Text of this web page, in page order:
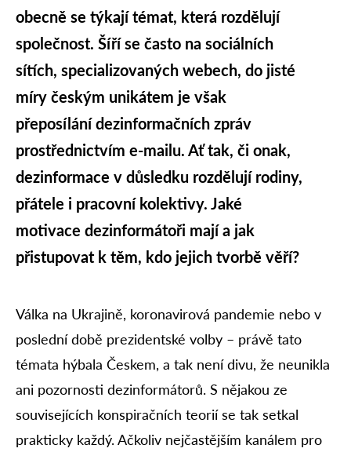
obecně se týkají témat, která rozdělují
společnost. Šíří se často na sociálních
sítích, specializovaných webech, do jisté
míry českým unikátem je však
přeposílání dezinformačních zpráv
prostřednictvím e-mailu. Ať tak, či onak,
dezinformace v důsledku rozdělují rodiny,
přátele i pracovní kolektivy. Jaké
motivace dezinformátoři mají a jak
přistupovat k těm, kdo jejich tvorbě věří?
Válka na Ukrajině, koronavirová pandemie nebo v
poslední době prezidentské volby – právě tato
témata hýbala Českem, a tak není divu, že neunikla
ani pozornosti dezinformátorů. S nějakou ze
souvisejících konspiračních teorií se tak setkal
prakticky každý. Ačkoliv nejčastějším kanálem pro